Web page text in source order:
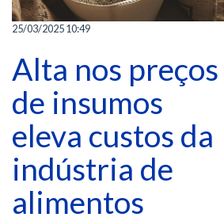
25/03/2025 10:49
Alta nos preços
de insumos
eleva custos da
indústria de
alimentos